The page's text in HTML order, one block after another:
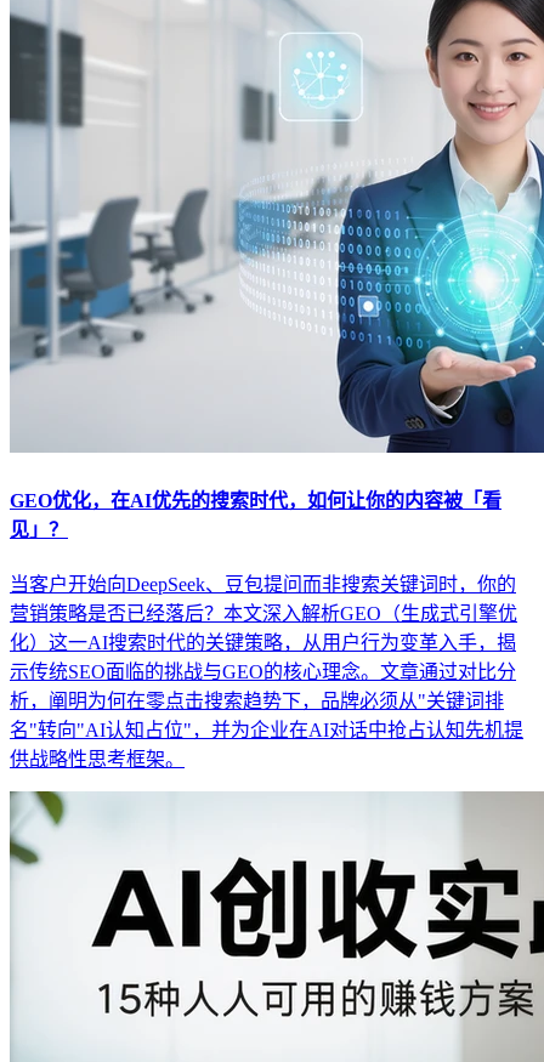
GEO优化，在AI优先的搜索时代，如何让你的内容被「看
见」？
当客户开始向DeepSeek、豆包提问而非搜索关键词时，你的
营销策略是否已经落后？本文深入解析GEO（生成式引擎优
化）这一AI搜索时代的关键策略，从用户行为变革入手，揭
示传统SEO面临的挑战与GEO的核心理念。文章通过对比分
析，阐明为何在零点击搜索趋势下，品牌必须从"关键词排
名"转向"AI认知占位"，并为企业在AI对话中抢占认知先机提
供战略性思考框架。